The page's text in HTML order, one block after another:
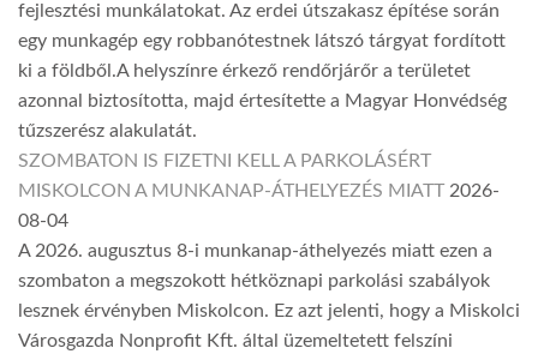
fejlesztési munkálatokat. Az erdei útszakasz építése során
egy munkagép egy robbanótestnek látszó tárgyat fordított
ki a földből.A helyszínre érkező rendőrjárőr a területet
azonnal biztosította, majd értesítette a Magyar Honvédség
tűzszerész alakulatát.
SZOMBATON IS FIZETNI KELL A PARKOLÁSÉRT
MISKOLCON A MUNKANAP-ÁTHELYEZÉS MIATT 2026-
08-04
A 2026. augusztus 8-i munkanap-áthelyezés miatt ezen a
szombaton a megszokott hétköznapi parkolási szabályok
lesznek érvényben Miskolcon. Ez azt jelenti, hogy a Miskolci
Városgazda Nonprofit Kft. által üzemeltetett felszíni